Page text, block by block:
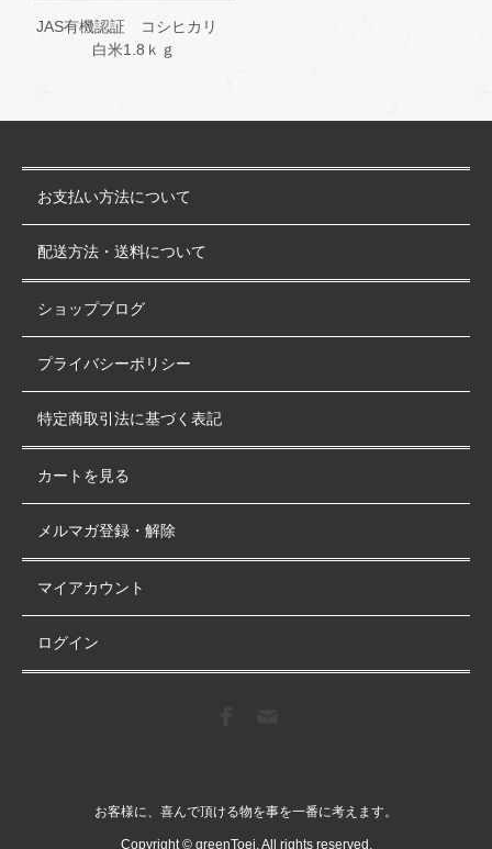
JAS有機認証 コシヒカリ
白米1.8ｋｇ
お支払い方法について
配送方法・送料について
ショップブログ
プライバシーポリシー
特定商取引法に基づく表記
カートを見る
メルマガ登録・解除
マイアカウント
ログイン
お客様に、喜んで頂ける物を事を一番に考えます。
Copyright © greenToei. All rights reserved.